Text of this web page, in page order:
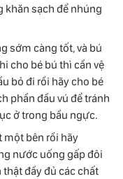
khăn sạch để nhúng
sớm càng tốt, và bú
cho bé bú thì cần vệ
bỏ đi rồi hãy cho bé
phần đầu vú để tránh
ở trong bầu ngực.
một bên rồi hãy
nước uống gấp đôi
đầy đủ các chất